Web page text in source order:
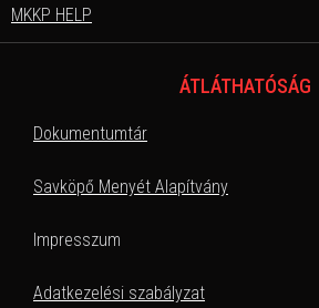
MKKP HELP
ÁTLÁTHATÓSÁG
Dokumentumtár
Savköpő Menyét Alapítvány
Impresszum
Adatkezelési szabályzat